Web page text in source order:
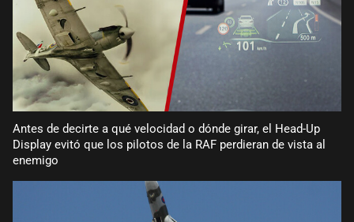
Antes de decirte a qué velocidad o dónde girar, el Head-Up
Display evitó que los pilotos de la RAF perdieran de vista al
enemigo